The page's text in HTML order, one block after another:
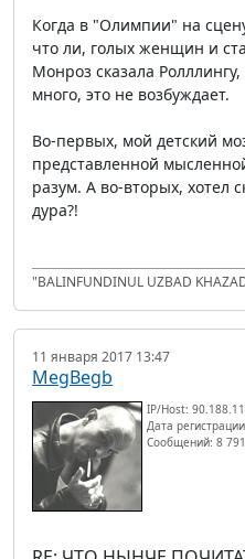
Когда в "Олимпии" на
что ли, голых женщин и
Монроз сказала
много, это не возбуждает.
Во-первых, мой детский
представленной
разум. А во-вторых, хотел
дура?!
"BALINFUNDINUL UZBAD
11 января 2017 13:47
MegBegb
IP/Host:
Дата
Сообщений: 8 791